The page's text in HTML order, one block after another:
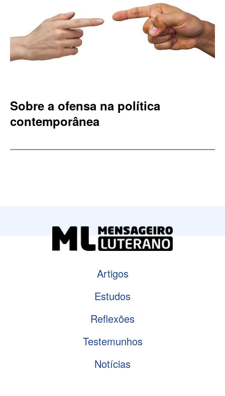
Sobre a ofensa na política
contemporânea
Artigos
Estudos
Reflexões
Testemunhos
Notícias